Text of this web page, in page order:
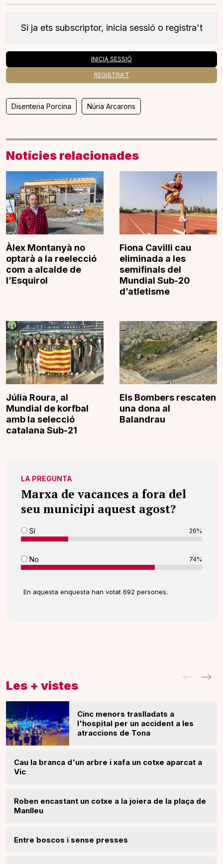
Si ja ets subscriptor, inicia sessió o registra't
INICIA SESSIÓ
REGISTRA'T
Disenteria Porcina Núria Arcarons
Notícies relacionades
Àlex Montanyà no
optarà a la reelecció
com a alcalde de
l’Esquirol
Fiona Cavilli cau
eliminada a les
semifinals del
Mundial Sub-20
d’atletisme
Júlia Roura, al
Mundial de korfbal
amb la selecció
catalana Sub-21
Els Bombers rescaten
una dona al
Balandrau
LA PREGUNTA
Marxa de vacances a fora del
seu municipi aquest agost?
Sí 26%
No 74%
En aquesta enquesta han votat 692 persones.
Les + vistes
Cinc menors traslladats a
l'hospital per un accident a les
atraccions de Tona
Cau la branca d'un arbre i xafa un cotxe aparcat a
Vic
Roben encastant un cotxe a la joiera de la plaça de
Manlleu
Entre boscos i sense presses